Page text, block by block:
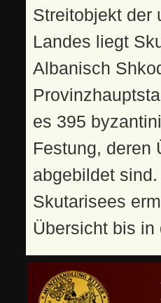
Streitobjekt der
Landes liegt
Albanisch
es 395
Festung, deren
abgebildet
Skutarisees
Übersicht bis